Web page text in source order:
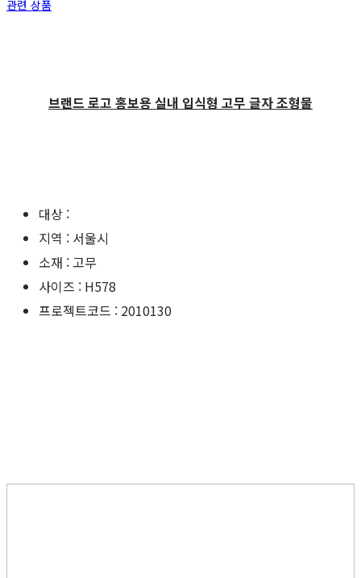
관련 상품
브랜드 로고 홍보용 실내 입식형 고무 글자 조형물
대상 :
지역 : 서울시
소재 : 고무
사이즈 : H578
프로젝트코드 : 2010130